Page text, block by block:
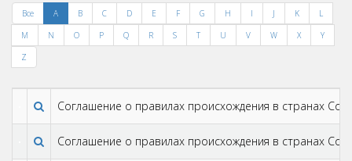
Все A B C D E F G H I J K
L
M
N O P Q R S T U V W X
Y
Z
Соглашение о правилах происхождения в странах
Соглашение о правилах происхождения в странах